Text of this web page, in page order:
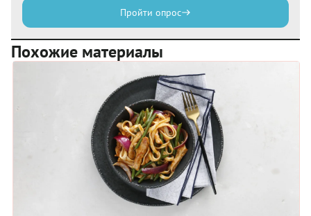
Пройти опрос
Похожие материалы